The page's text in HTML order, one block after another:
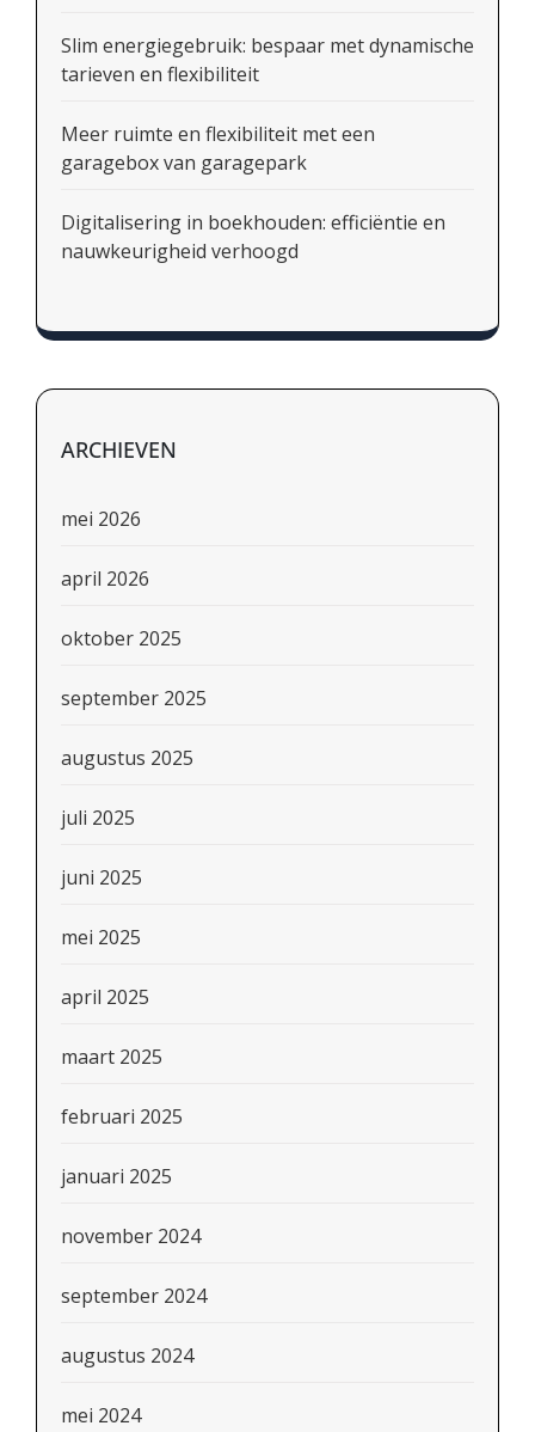
Slim energiegebruik: bespaar met dynamische
tarieven en flexibiliteit
Meer ruimte en flexibiliteit met een
garagebox van garagepark
Digitalisering in boekhouden: efficiëntie en
nauwkeurigheid verhoogd
ARCHIEVEN
mei 2026
april 2026
oktober 2025
september 2025
augustus 2025
juli 2025
juni 2025
mei 2025
april 2025
maart 2025
februari 2025
januari 2025
november 2024
september 2024
augustus 2024
mei 2024